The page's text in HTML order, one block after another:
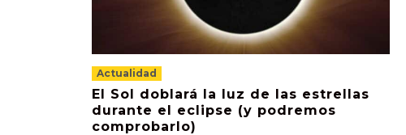
Actualidad
El Sol doblará la luz de las estrellas
durante el eclipse (y podremos
comprobarlo)